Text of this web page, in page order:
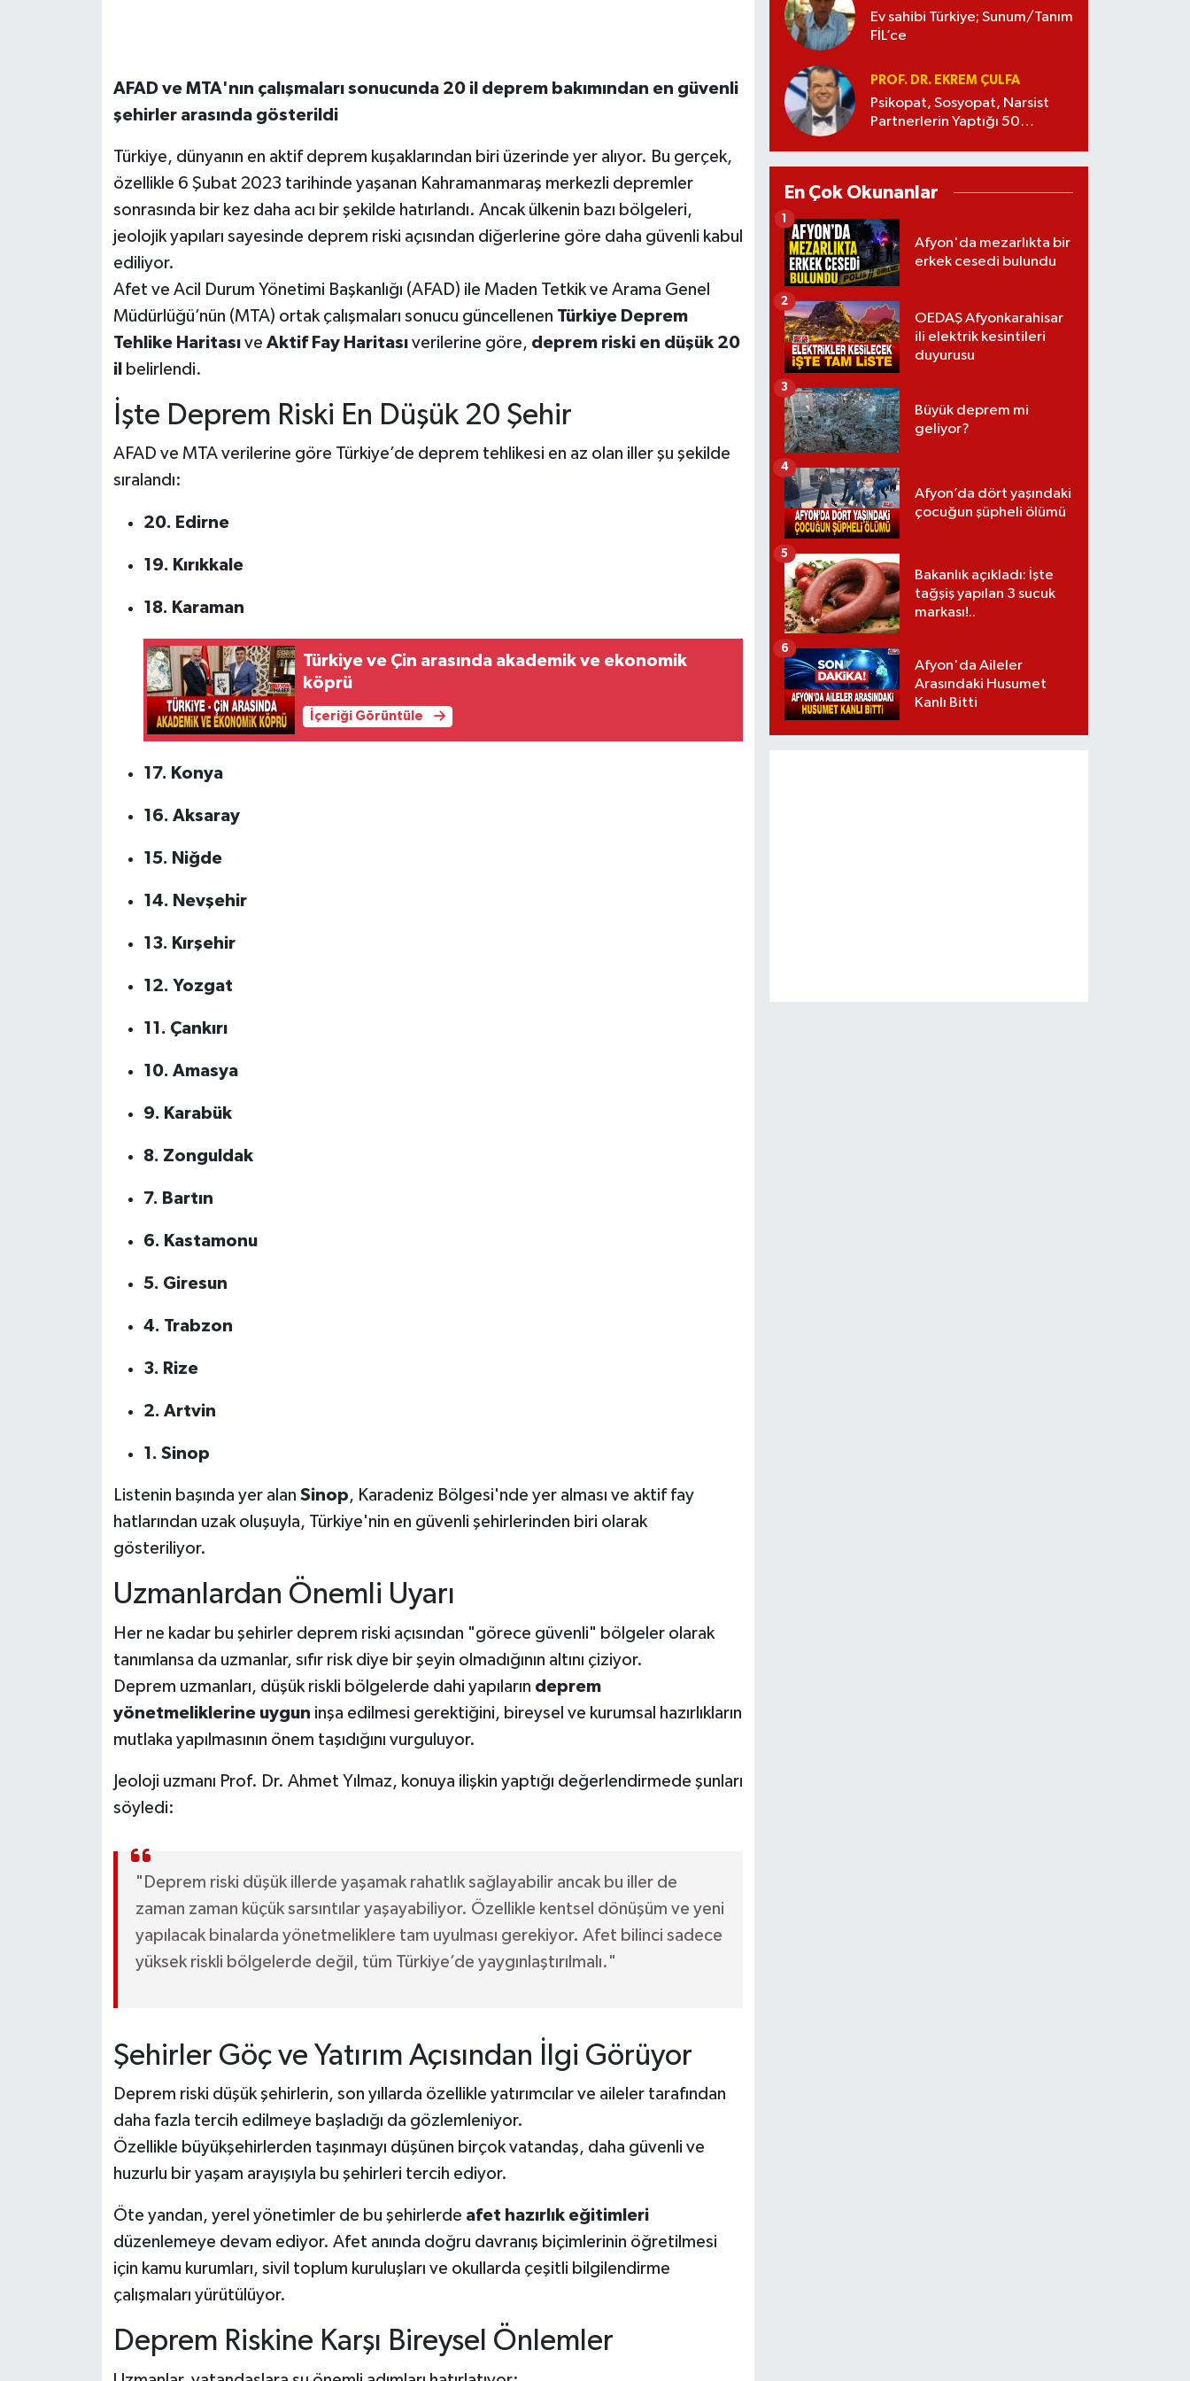
AFAD ve MTA'nın çalışmaları sonucunda 20 il deprem bakımından en güvenli
şehirler arasında gösterildi
Türkiye, dünyanın en aktif deprem kuşaklarından biri üzerinde yer alıyor. Bu gerçek,
özellikle 6 Şubat 2023 tarihinde yaşanan Kahramanmaraş merkezli depremler
sonrasında bir kez daha acı bir şekilde hatırlandı. Ancak ülkenin bazı bölgeleri,
jeolojik yapıları sayesinde deprem riski açısından diğerlerine göre daha güvenli kabul
ediliyor.
Afet ve Acil Durum Yönetimi Başkanlığı (AFAD) ile Maden Tetkik ve Arama Genel
Müdürlüğü’nün (MTA) ortak çalışmaları sonucu güncellenen Türkiye Deprem
Tehlike Haritasıve Aktif Fay Haritasıverilerine göre, deprem riski en düşük 20
il belirlendi.
İşte Deprem Riski En Düşük 20 Şehir
AFAD ve MTA verilerine göre Türkiye’de deprem tehlikesi en az olan iller şu şekilde
sıralandı:
20. Edirne
19. Kırıkkale
18. Karaman
Türkiye ve Çin arasında akademik ve ekonomik
köprü
İçeriği Görüntüle
17. Konya
16. Aksaray
15. Niğde
14. Nevşehir
13. Kırşehir
12. Yozgat
11. Çankırı
10. Amasya
9. Karabük
8. Zonguldak
7. Bartın
6. Kastamonu
5. Giresun
4. Trabzon
3. Rize
2. Artvin
1. Sinop
Listenin başında yer alan Sinop, Karadeniz Bölgesi'nde yer alması ve aktif fay
hatlarından uzak oluşuyla, Türkiye'nin en güvenli şehirlerinden biri olarak
gösteriliyor.
Uzmanlardan Önemli Uyarı
Her ne kadar bu şehirler deprem riski açısından "görece güvenli" bölgeler olarak
tanımlansa da uzmanlar, sıfır risk diye bir şeyin olmadığının altını çiziyor.
Deprem uzmanları, düşük riskli bölgelerde dahi yapıların deprem
yönetmeliklerine uygun inşa edilmesi gerektiğini, bireysel ve kurumsal hazırlıkların
mutlaka yapılmasının önem taşıdığını vurguluyor.
Jeoloji uzmanı Prof. Dr. Ahmet Yılmaz, konuya ilişkin yaptığı değerlendirmede şunları
söyledi:
"Deprem riski düşük illerde yaşamak rahatlık sağlayabilir ancak bu iller de
zaman zaman küçük sarsıntılar yaşayabiliyor. Özellikle kentsel dönüşüm ve yeni
yapılacak binalarda yönetmeliklere tam uyulması gerekiyor. Afet bilinci sadece
yüksek riskli bölgelerde değil, tüm Türkiye’de yaygınlaştırılmalı."
Şehirler Göç ve Yatırım Açısından İlgi Görüyor
Deprem riski düşük şehirlerin, son yıllarda özellikle yatırımcılar ve aileler tarafından
daha fazla tercih edilmeye başladığı da gözlemleniyor.
Özellikle büyükşehirlerden taşınmayı düşünen birçok vatandaş, daha güvenli ve
huzurlu bir yaşam arayışıyla bu şehirleri tercih ediyor.
Öte yandan, yerel yönetimler de bu şehirlerde afet hazırlık eğitimleri
düzenlemeye devam ediyor. Afet anında doğru davranış biçimlerinin öğretilmesi
için kamu kurumları, sivil toplum kuruluşları ve okullarda çeşitli bilgilendirme
çalışmaları yürütülüyor.
Deprem Riskine Karşı Bireysel Önlemler
Ev sahibi Türkiye; Sunum/Tanım
FİL’ce
PROF. DR. EKREM ÇULFA
Psikopat, Sosyopat, Narsist
Partnerlerin Yaptığı 50
En Çok Okunanlar
Afyon'da mezarlıkta bir
erkek cesedi bulundu
1
OEDAŞ Afyonkarahisar
ili elektrik kesintileri
duyurusu
2
Büyük deprem mi
geliyor?
3
Afyon’da dört yaşındaki
çocuğun şüpheli ölümü
4
Bakanlık açıkladı: İşte
tağşiş yapılan 3 sucuk
markası!..
5
Afyon'da Aileler
Arasındaki Husumet
Kanlı Bitti
6